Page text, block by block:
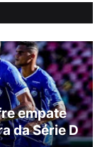
empate
da Série D